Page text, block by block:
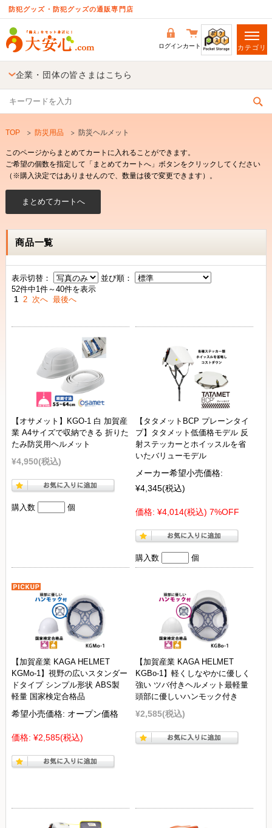
防犯グッズ・防犯グッズの通販専門店
ログインカート カテゴリ
企業・団体の皆さまはこちら
TOP 防災用品 防災ヘルメット
このページからまとめてカートに入れることができます。
ご希望の個数を指定して「まとめてカートへ」ボタンをクリックしてください
（※購入決定ではありませんので、数量は後で変更できます）。
表示切替：
並び順：
52件中1件～40件を表示
1 2 次へ 最後へ
商品一覧
【オサメット】KGO-1 白 加賀産
業 A4サイズで収納できる 折りた
たみ防災用ヘルメット
¥4,950(税込)
購入数 個
【タタメットBCP プレーンタイ
プ】タタメット低価格モデル 反
射ステッカーとホイッスルを省
いたバリューモデル
メーカー希望小売価格:
¥4,345(税込)
価格: ¥4,014(税込) 7%OFF
購入数 個
【加賀産業 KAGA HELMET
KGMo-1】視野の広いスタンダー
ドタイプ シンプル形状 ABS製
軽量 国家検定合格品
希望小売価格: オープン価格
価格: ¥2,585(税込)
【加賀産業 KAGA HELMET
KGBo-1】軽くしなやかに優しく
強い ツバ付きヘルメット最軽量
頭部に優しいハンモック付き
¥2,585(税込)